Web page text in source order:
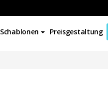
Schablonen Preisgestaltung